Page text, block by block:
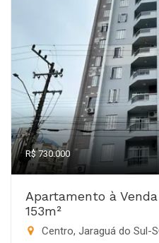
R$ 730.000
Apartamento à
153m²
Centro, Jaraguá do Sul-